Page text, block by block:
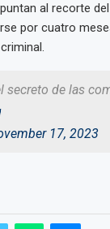
al recorte
por cuatro
secreto de las
17, 2023